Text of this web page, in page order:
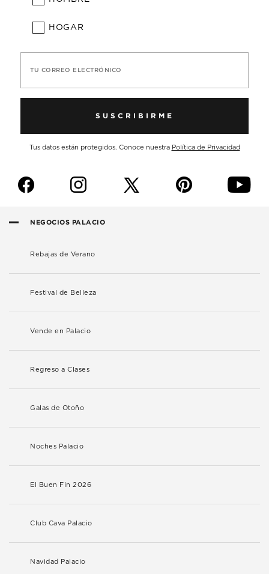
HOGAR
TU CORREO ELECTRÓNICO
SUSCRIBIRME
Tus datos están protegidos. Conoce nuestra Política de Privacidad
f i p y
NEGOCIOS PALACIO
Rebajas de Verano
Festival de Belleza
Vende en Palacio
Regreso a Clases
Galas de Otoño
Noches Palacio
El Buen Fin 2026
Club Cava Palacio
Navidad Palacio